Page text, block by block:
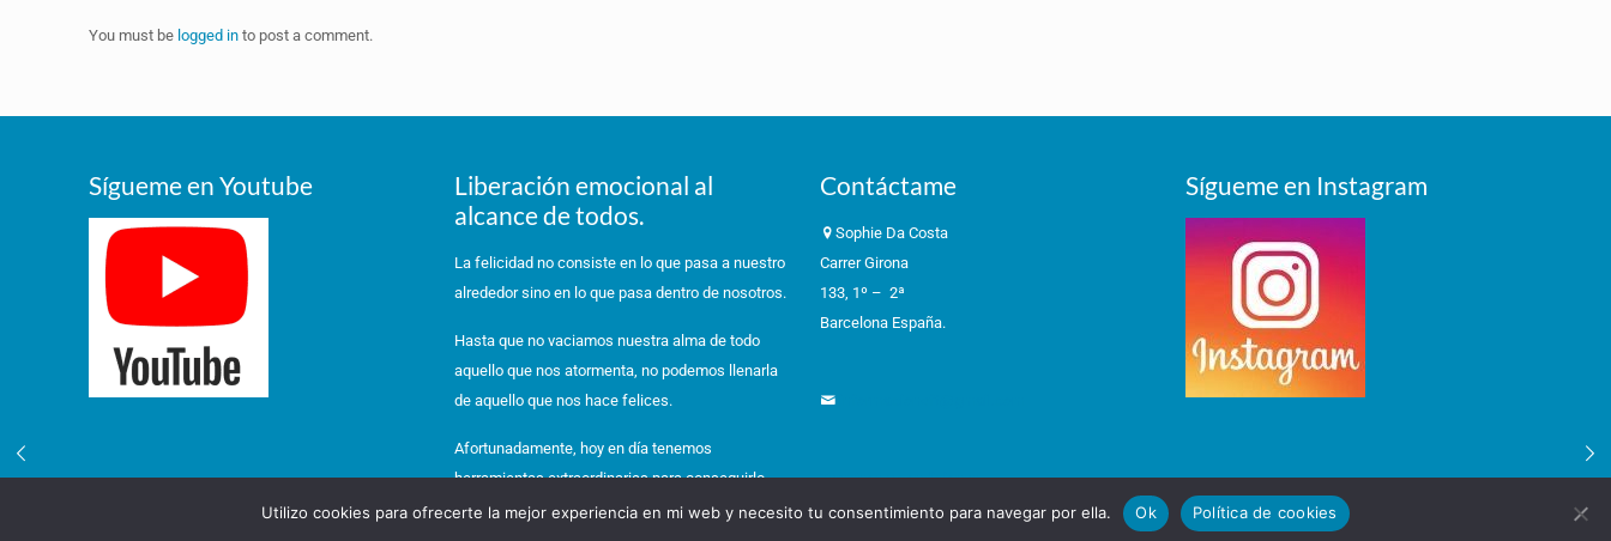
You must be logged in to post a comment.
Sígueme en Youtube
Liberación emocional al
alcance de todos.
La felicidad no consiste en lo que pasa a nuestro
alrededor sino en lo que pasa dentro de nosotros.
Hasta que no vaciamos nuestra alma de todo
aquello que nos atormenta, no podemos llenarla
de aquello que nos hace felices.
Afortunadamente, hoy en día tenemos
herramientas extraordinarias para conseguirlo….
La Felicidad es una actitud.
Contáctame
Sophie Da Costa
Carrer Girona
133, 1º – 2ª
Barcelona España.
Términos y condiciones
Política de privacidad
Sígueme en Instagram
Utilizo cookies para ofrecerte la mejor experiencia en mi web y necesito tu consentimiento para navegar por ella. Ok Política de cookies